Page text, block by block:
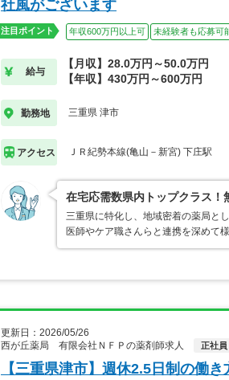
社風がございます
注目ポイント 年収600万円以上可 未経験者も応募可
給与
【月収】28.0万円～50.0万円
【年収】430万円～600万円
勤務地 三重県 津市
アクセス ＪＲ紀勢本線(亀山－新宮) 下庄駅
在宅応需数県内トップクラス！
三重県に特化し、地域密着の薬局と
医師やケア職さんらと連携を深めて
更新日：2026/05/26
西が丘薬局 有限会社ＮＦＰの薬剤師求人
正社員
【三重県津市】週休2.5日制の働